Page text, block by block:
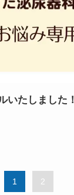
いたしました！
1 2